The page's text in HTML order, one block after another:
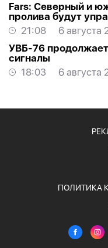
Fars: Северный и
пролива будут
21:08
6 августа
УВБ-76
сигналы
18:03
6 августа
ПОЛИТИКА